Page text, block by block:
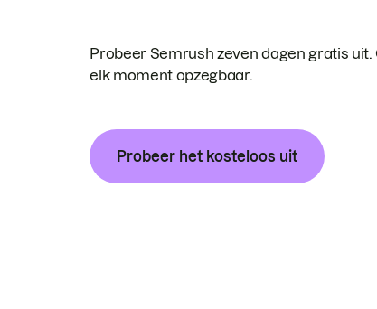
Probeer Semrush zeven dagen gratis uit.
elk moment opzegbaar.
Probeer het kosteloos uit